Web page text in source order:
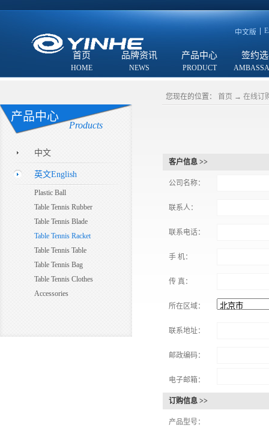
中文版
首页 品牌资讯 产品中心 签约
产品中心
Products
中文
英文English
Plastic Ball
Table Tennis Rubber
Table Tennis Blade
Table Tennis Racket
Table Tennis Table
Table Tennis Bag
Table Tennis Clothes
Accessories
您现在的位置： 首页 → 在线订
客户信息 >>
公司名称：
联系人：
联系电话：
手 机：
传 真：
所在区域：
联系地址：
邮政编码：
电子邮箱：
订购信息 >>
产品型号：